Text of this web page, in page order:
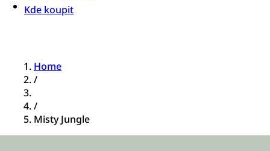
Kde koupit
Home
/
/
Misty Jungle